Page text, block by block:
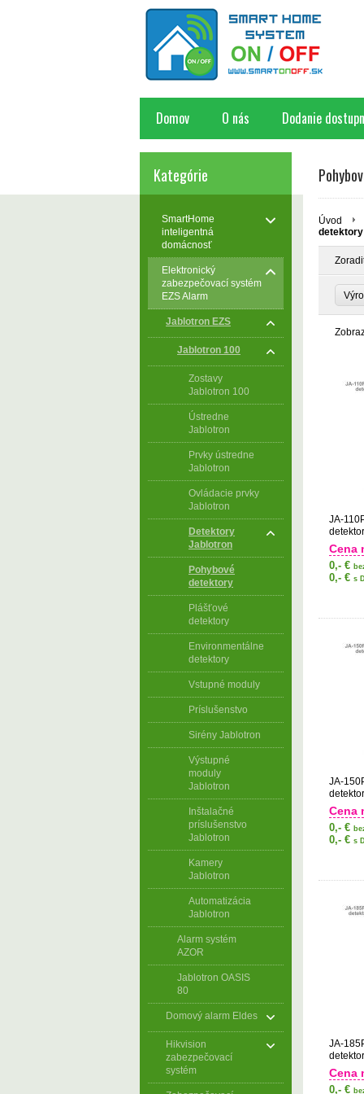
Domov O nás Dodanie
Kategórie
SmartHome
inteligentná
domácnosť
Elektronický
zabezpečovací systém
EZS Alarm
Jablotron EZS
Jablotron 100
Zostavy
Jablotron 100
Ústredne
Jablotron
Prvky ústredne
Jablotron
Ovládacie prvky
Jablotron
Detektory
Jablotron
Pohybové
detektory
Plášťové
detektory
Environmentálne
detektory
Vstupné moduly
Príslušenstvo
Sirény Jablotron
Výstupné
moduly
Jablotron
Inštalačné
príslušenstvo
Jablotron
Kamery
Jablotron
Automatizácia
Jablotron
Alarm systém
AZOR
Jablotron OASIS
80
Domový alarm Eldes
Hikvision
zabezpečovací
systém
Úvod
detektory
JA-
Cena
0,- €
0,- € s
JA-
Cena
0,- €
0,- € s
JA-
Cena
0,- €